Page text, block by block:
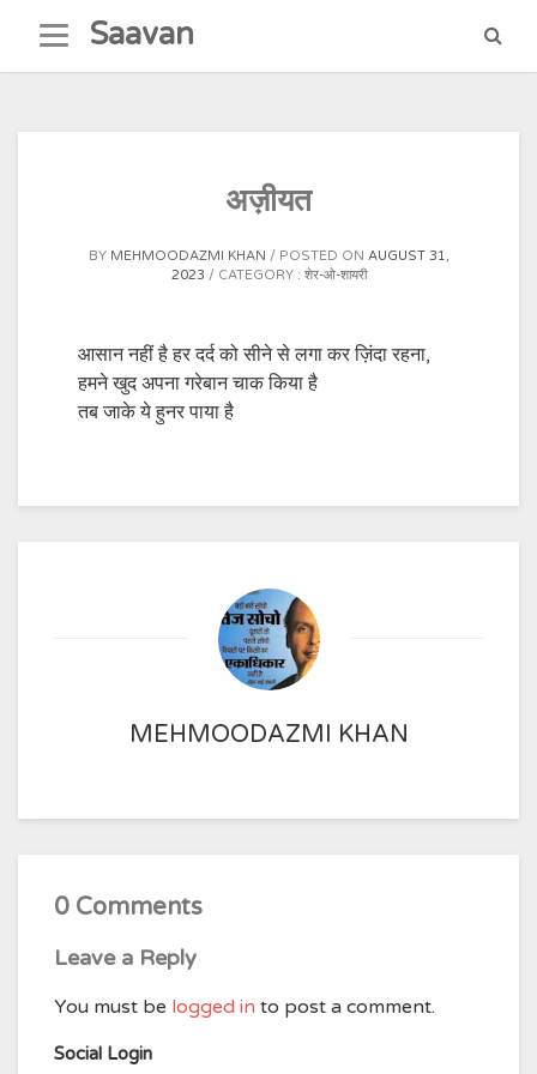
content
Saavan
अज़ीयत
BY MEHMOODAZMI KHAN POSTED ON AUGUST 31,
2023
CATEGORY : शेर-ओ-शायरी
आसान नहीं है हर दर्द को सीने से लगा कर ज़िंदा रहना,
हमने खुद अपना गरेबान चाक किया है
तब जाके ये हुनर ​​पाया है
MEHMOODAZMI KHAN
0 Comments
Leave a Reply
You must be logged in to post a comment.
Social Login